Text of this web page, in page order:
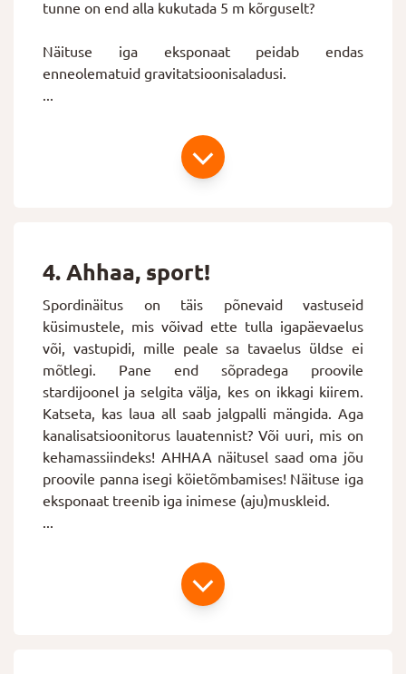
tunne on end alla kukutada 5 m kõrguselt?
Näituse iga eksponaat peidab endas
enneolematuid gravitatsioonisaladusi.
...
4. Ahhaa, sport!
Spordinäitus on täis põnevaid vastuseid
küsimustele, mis võivad ette tulla igapäevaelus
või, vastupidi, mille peale sa tavaelus üldse ei
mõtlegi. Pane end sõpradega proovile
stardijoonel ja selgita välja, kes on ikkagi kiirem.
Katseta, kas laua all saab jalgpalli mängida. Aga
kanalisatsioonitorus lauatennist? Või uuri, mis on
kehamassiindeks! AHHAA näitusel saad oma jõu
proovile panna isegi köietõmbamises! Näituse iga
eksponaat treenib iga inimese (aju)muskleid.
...